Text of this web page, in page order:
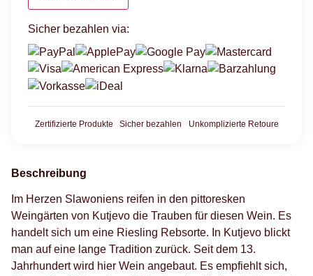
Sicher bezahlen via:
Zertifizierte Produkte Sicher bezahlen Unkomplizierte Retoure
Beschreibung
Im Herzen Slawoniens reifen in den pittoresken
Weingärten von Kutjevo die Trauben für diesen Wein. Es
handelt sich um eine Riesling Rebsorte. In Kutjevo blickt
man auf eine lange Tradition zurück. Seit dem 13.
Jahrhundert wird hier Wein angebaut. Es empfiehlt sich,